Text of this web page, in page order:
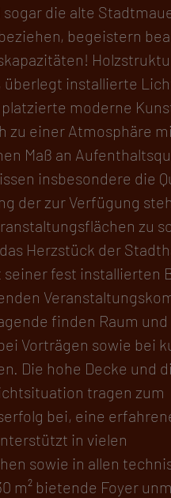
die alte
begeistern
überlegt installierte
moderne
zu einer Atmosphäre
Maß an
insbesondere die
der zur Verfügung
zu
Herzstück der
seiner fest installierten
finden Raum
Vorträgen sowie bei
Die hohe Decke und
tragen zum
bei, eine
in vielen
sowie in allen
m² bietende Foyer